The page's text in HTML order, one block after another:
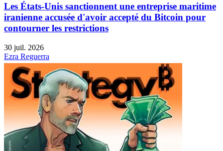
Les États-Unis sanctionnent une entreprise maritime
iranienne accusée d'avoir accepté du Bitcoin pour
contourner les restrictions
30 juil. 2026
Ezra Reguerra